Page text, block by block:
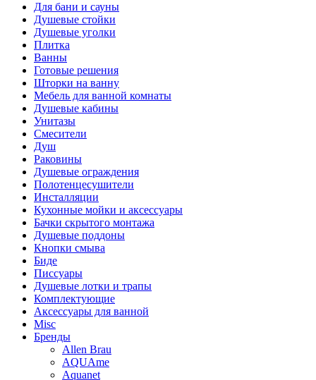
Для бани и сауны
Душевые стойки
Душевые уголки
Плитка
Ванны
Готовые решения
Шторки на ванну
Мебель для ванной комнаты
Душевые кабины
Унитазы
Смесители
Душ
Раковины
Душевые ограждения
Полотенцесушители
Инсталляции
Кухонные мойки и аксессуары
Бачки скрытого монтажа
Душевые поддоны
Кнопки смыва
Биде
Писсуары
Душевые лотки и трапы
Комплектующие
Аксессуары для ванной
Misc
Бренды
Allen Brau
AQUAme
Aquanet